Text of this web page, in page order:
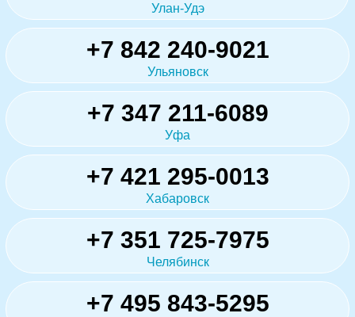
Улан-Удэ
+7 842 240-9021
Ульяновск
+7 347 211-6089
Уфа
+7 421 295-0013
Хабаровск
+7 351 725-7975
Челябинск
+7 495 843-5295